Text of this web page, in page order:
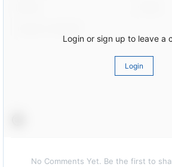
Login or sign up to leave a
Login
No Comments Yet. Be the first to